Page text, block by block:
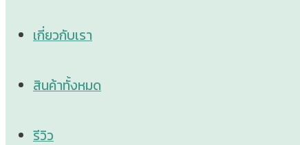
เกี่ยวกับเรา
สินค้าทั้งหมด
รีวิว